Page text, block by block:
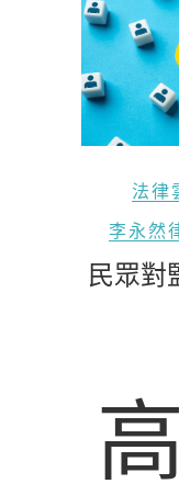
法律
李永然
民眾對
高齡失智者隨著進入「高